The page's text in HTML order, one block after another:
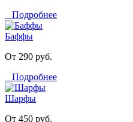
Подробнее
Баффы
От 290 руб.
Подробнее
Шарфы
От 450 руб.